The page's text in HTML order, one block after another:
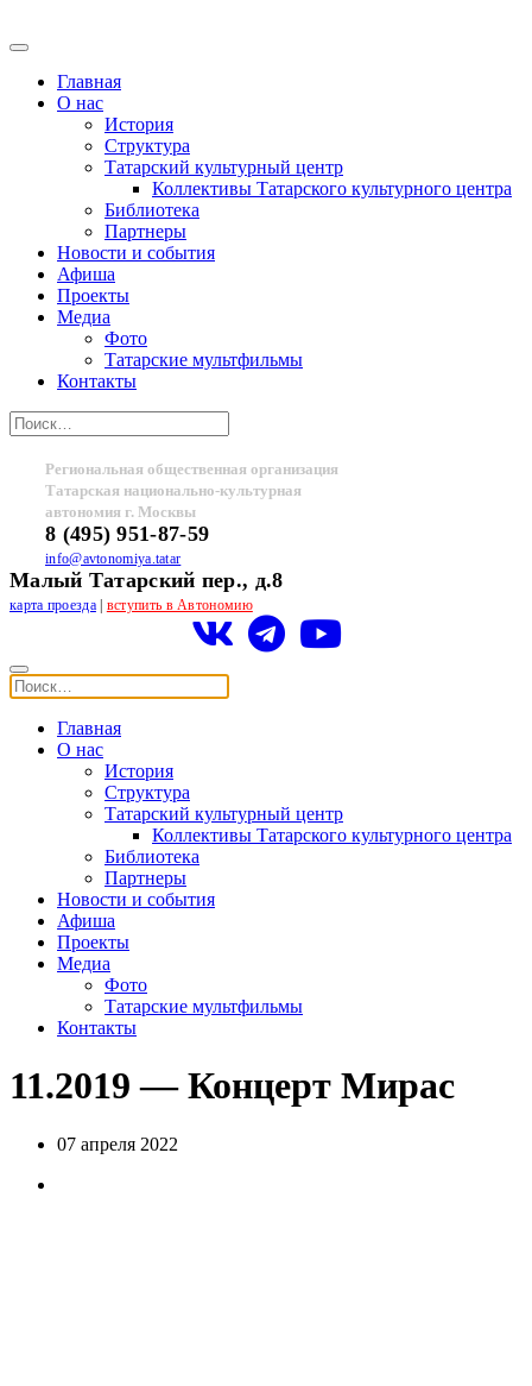
Главная
О нас
История
Структура
Татарский культурный центр
Коллективы Татарского культурного центра
Библиотека
Партнеры
Новости и события
Афиша
Проекты
Медиа
Фото
Татарские мультфильмы
Контакты
Региональная общественная организация
Татарская национально-культурная
автономия г. Москвы
8 (495) 951-87-59
info@avtonomiya.tatar
Малый Татарский пер., д.8
карта проезда| вступить в Автономию
Главная
О нас
История
Структура
Татарский культурный центр
Коллективы Татарского культурного центра
Библиотека
Партнеры
Новости и события
Афиша
Проекты
Медиа
Фото
Татарские мультфильмы
Контакты
11.2019 — Концерт Мирас
07 апреля 2022